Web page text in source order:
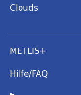
Clouds
METLIS+
Hilfe/FAQ